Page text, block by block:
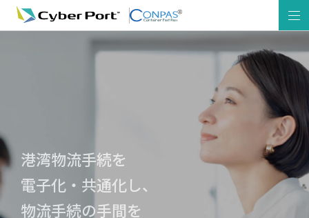
NEW STANDARD.
港湾物流業界の、
デジタル化の遅れを取り戻す。
港湾物流手続を
電子化・共通化し、
物流手続の手間を